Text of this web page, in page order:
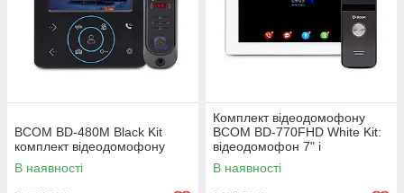
BCOM BD-480M Black Kit
комплект відеодомофону
В наявності
Комплект відеодомофону
BCOM BD-770FHD White Kit:
відеодомофон 7" і
відеопанель
В наявності